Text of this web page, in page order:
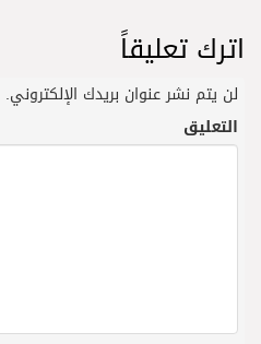
اترك تعليقاً
لن يتم نشر عنوان بريدك الإلكتروني.
التعليق